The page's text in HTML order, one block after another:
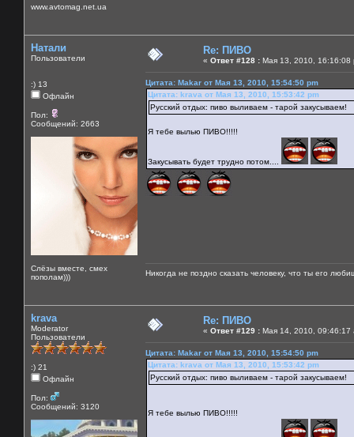
www.avtomag.net.ua
Натали
Пользователи
:) 13
Офлайн
Пол:
Сообщений: 2663
Слёзы вместе, смех
пополам)))
Re: ПИВО
« Ответ #128 : Мая 13, 2010, 16:16:08
Цитата: Makar от Мая 13, 2010, 15:54:50 pm
Цитата: krava от Мая 13, 2010, 15:53:42 pm
Русский отдых: пиво выливаем - тарой закусываем!
Я тебе вылью ПИВО!!!!!
Закусывать будет трудно потом....
Никогда не поздно сказать человеку, что ты его
krava
Moderator
Пользователи
:) 21
Офлайн
Пол:
Сообщений: 3120
Re: ПИВО
« Ответ #129 : Мая 14, 2010, 09:46:17
Цитата: Makar от Мая 13, 2010, 15:54:50 pm
Цитата: krava от Мая 13, 2010, 15:53:42 pm
Русский отдых: пиво выливаем - тарой закусываем!
Я тебе вылью ПИВО!!!!!